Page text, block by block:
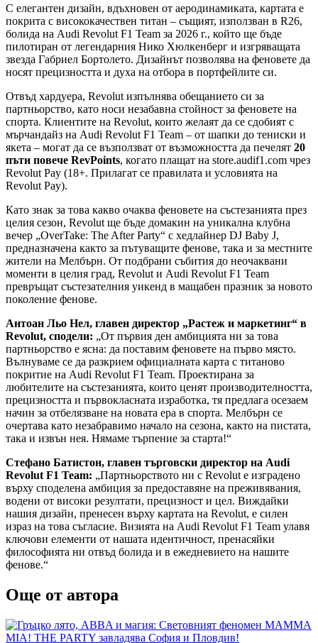
С елегантен дизайн, вдъхновен от аеродинамиката, картата е
покрита с висококачествен титан – същият, използван в R26,
болида на Audi Revolut F1 Team за 2026 г., който ще бъде
пилотиран от легендарния Нико Хюлкенберг и изгряващата
звезда Габриел Бортолето. Дизайнът позволява на феновете да
носят прецизността и духа на отбора в портфейлите си.
Отвъд хардуера, Revolut изпълнява обещанието си за
партньорство, като носи незабавна стойност за феновете на
спорта. Клиентите на Revolut, които желаят да се сдобият с
мърчандайз на Audi Revolut F1 Team – от шапки до тениски и
якета – могат да се възползват от възможността да печелят 20
пъти повече RevPoints, когато плащат на store.audif1.com чрез
Revolut Pay (18+. Прилагат се правилата и условията на
Revolut Pay).
Като знак за това какво очаква феновете на състезанията през
целия сезон, Revolut ще бъде домакин на уникална клубна
вечер „OverTake: The After Party“ с хедлайнер DJ Baby J,
предназначена както за пътуващите фенове, така и за местните
жители на Мелбърн. От подбрани събития до неочаквани
моменти в целия град, Revolut и Audi Revolut F1 Team
превръщат състезателния уикенд в мащабен празник за новото
поколение фенове.
Антоан Льо Нел, главен директор „Растеж и маркетинг“ в
Revolut, сподели: „От първия ден амбицията ни за това
партньорство е ясна: да поставим феновете на първо място.
Вълнуваме се да разкрием официалната карта с титаново
покритие на Audi Revolut F1 Team. Проектирана за
любителите на състезанията, които ценят производителността,
прецизността и първокласната изработка, тя предлага осезаем
начин за отбелязване на новата ера в спорта. Мелбърн се
очертава като незабравимо начало на сезона, както на пистата,
така и извън нея. Нямаме търпение за старта!“
Стефано Батистон, главен търговски директор на Audi
Revolut F1 Team: „Партньорството ни с Revolut е изградено
върху споделена амбиция за предоставяне на преживявания,
водени от високи резултати, прецизност и цел. Виждайки
нашия дизайн, пренесен върху картата на Revolut, е силен
израз на това съгласие. Визията на Audi Revolut F1 Team улавя
ключови елементи от нашата идентичност, пренасяйки
философията ни отвъд болида и в ежедневието на нашите
фенове.“
Още от автора